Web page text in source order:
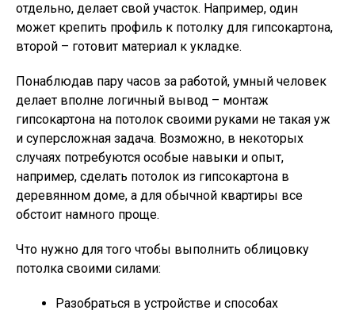
отдельно, делает свой участок. Например, один
может крепить профиль к потолку для гипсокартона,
второй – готовит материал к укладке.
Понаблюдав пару часов за работой, умный человек
делает вполне логичный вывод – монтаж
гипсокартона на потолок своими руками не такая уж
и суперсложная задача. Возможно, в некоторых
случаях потребуются особые навыки и опыт,
например, сделать потолок из гипсокартона в
деревянном доме, а для обычной квартиры все
обстоит намного проще.
Что нужно для того чтобы выполнить облицовку
потолка своими силами:
Разобраться в устройстве и способах